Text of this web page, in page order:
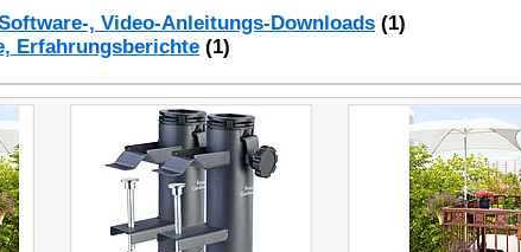
, Video-Anleitungs-Downloads (1)
Erfahrungsberichte (1)